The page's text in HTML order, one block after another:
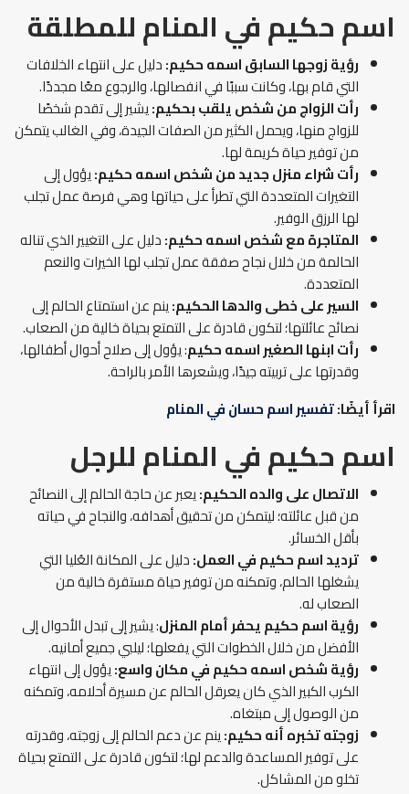
اسم حكيم في المنامللمطلقة
رؤية زوجها السابق اسمه حكيم:دليل على انتهاء الخلافات
التي قام بها، وكانت سببًا في انفصالها، والرجوع معًا مجددًا.
رأت الزواج من شخص يلقب بحكيم:يشير إلى تقدم شخصًا
للزواج منها، ويحمل الكثير من الصفات الجيدة، وفي الغالب يتمكن
من توفير حياة كريمة لها.
رأت شراء منزل جديد من شخص اسمه حكيم:يؤول إلى
التغيرات المتعددة التي تطرأ على حياتها وهي فرصة عمل تجلب
لها الرزق الوفير.
المتاجرة مع شخص اسمه حكيم:دليل على التغيير الذي تناله
الحالمة من خلال نجاح صفقة عمل تجلب لها الخيرات والنعم
المتعددة.
السير على خطى والدها الحكيم:ينم عن استمتاع الحالم إلى
نصائح عائلتها؛ لتكون قادرة على التمتع بحياة خالية من الصعاب.
رأت ابنها الصغير اسمه حكيم: يؤول إلى صلاح أحوال أطفالها،
وقدرتها على تربيته جيدًا، ويشعرها الأمر بالراحة.
اقرأ أيضًا:تفسير اسم حسان في المنام
اسم حكيم في المنامللرجل
الاتصال على والده الحكيم:يعبر عن حاجة الحالم إلى النصائح
من قبل عائلته؛ ليتمكن من تحقيق أهدافه، والنجاح في حياته
بأقل الخسائر.
ترديد اسم حكيم في العمل:دليل على المكانة العُليا التي
يشغلها الحالم، وتمكنه من توفير حياة مستقرة خالية من
الصعاب له.
رؤية اسم حكيم يحفر أمام المنزل: يشير إلى تبدل الأحوال إلى
الأفضل من خلال الخطوات التي يفعلها؛ ليلبي جميع أمانيه.
رؤية شخص اسمه حكيم في مكان واسع:يؤول إلى انتهاء
الكرب الكبير الذي كان يعرقل الحالم عن مسيرة أحلامه، وتمكنه
من الوصول إلى مبتغاه.
زوجته تخبره أنه حكيم:ينم عن دعم الحالم إلى زوجته، وقدرته
على توفير المساعدة والدعم لها؛ لتكون قادرة على التمتع بحياة
تخلو من المشاكل.